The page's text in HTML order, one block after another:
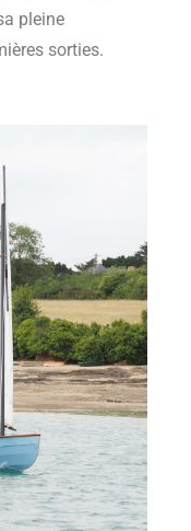
pleine
sorties.